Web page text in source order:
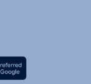
LinkedIN